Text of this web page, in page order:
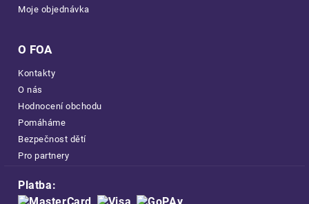
Moje objednávka
O FOA
Kontakty
O nás
Hodnocení obchodu
Pomáháme
Bezpečnost dětí
Pro partnery
Platba: